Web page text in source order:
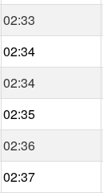
02:33
02:34
02:34
02:35
02:36
02:37